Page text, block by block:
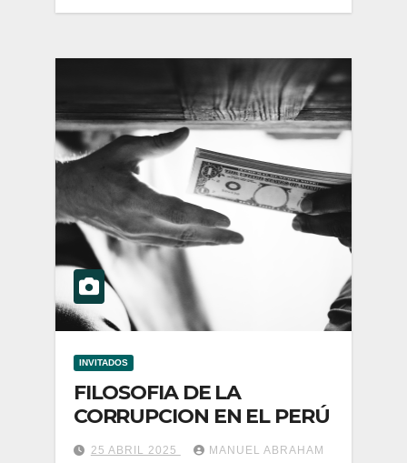
INVITADOS
FILOSOFIA DE LA
CORRUPCION EN EL PERÚ
25 ABRIL 2025
MANUEL ABRAHAM